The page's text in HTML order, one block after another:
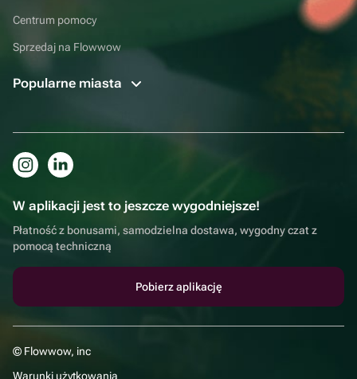
Centrum pomocy
Sprzedaj na Flowwow
Popularne miasta
W aplikacji jest to jeszcze wygodniejsze!
Płatność z bonusami, samodzielna dostawa, wygodny czat z
pomocą techniczną
Pobierz aplikację
© Flowwow, inc
Warunki użytkowania